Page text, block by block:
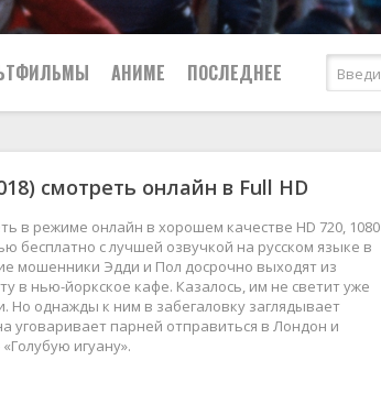
Боевики
Военные
Детективы
Детские
Драмы
Комедии
Мелодрамы
Приключения
Семейные
Спорт
Триллеры
АНИМЕ ПОСЛЕДНЕЕ
2024
2023
2022
2021
смотреть онлайн в Full HD
в режиме онлайн в хорошем качестве HD 720, 1080
бесплатно с лучшей озвучкой на русском языке в
мошенники Эдди и Пол досрочно выходят из
в нью-йоркское кафе. Казалось, им не светит уже
Но однажды к ним в забегаловку заглядывает
уговаривает парней отправиться в Лондон и
игуану».